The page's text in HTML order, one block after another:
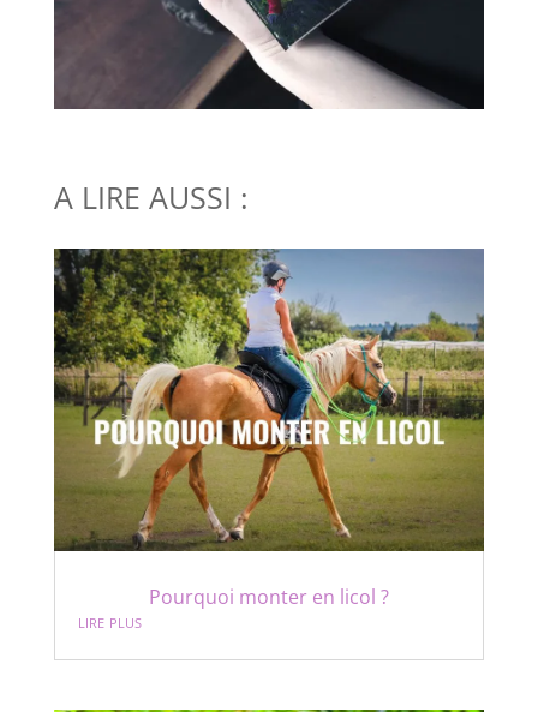
A LIRE AUSSI :
Pourquoi monter en licol ?
lire plus